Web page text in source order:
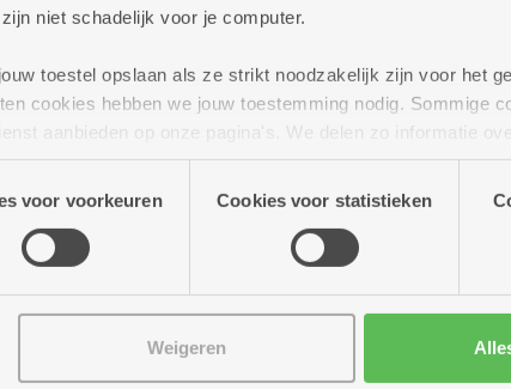
niet schadelijk voor je computer.
toestel opslaan als ze strikt noodzakelijk zijn voor het
cookies hebben we jouw toestemming nodig. Sommige
aanbieden op onze pagina's. We delen zo informatie
voor social media, advertenties en analyse. Deze partners
aan hen verstrekte.
voor voorkeuren Cookies voor statistieken
Weigeren